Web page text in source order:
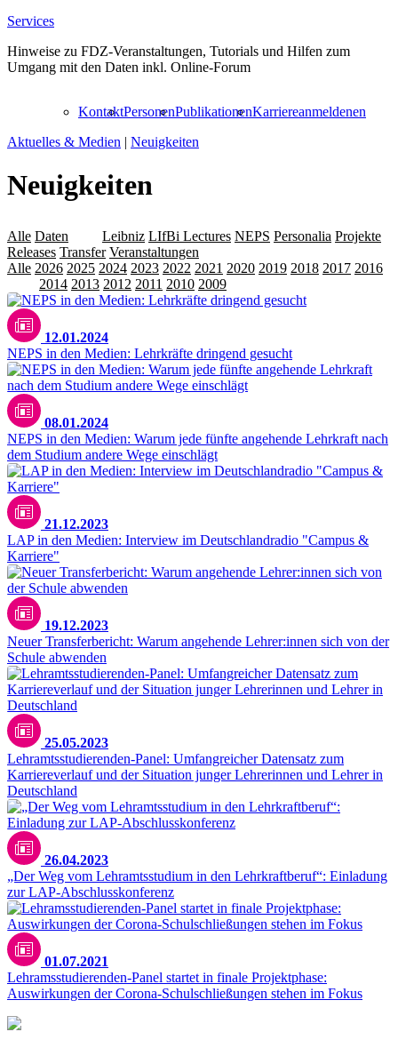
Services
Hinweise zu FDZ-Veranstaltungen, Tutorials und Hilfen zum
Umgang mit den Daten inkl. Online-Forum
KontaktPersonenPublikationenKarriereanmeldenen
Aktuelles & Medien | Neuigkeiten
Neuigkeiten
Alle Daten Leibniz LIfBi Lectures NEPS Personalia Projekte
Releases Transfer Veranstaltungen
Alle 2026 2025 2024 2023 2022 2021 2020 2019 2018 2017 2016
2014 2013 2012 2011 2010 2009
12.01.2024
NEPS in den Medien: Lehrkräfte dringend gesucht
08.01.2024
NEPS in den Medien: Warum jede fünfte angehende Lehrkraft nach
dem Studium andere Wege einschlägt
21.12.2023
LAP in den Medien: Interview im Deutschlandradio "Campus &
Karriere"
19.12.2023
Neuer Transferbericht: Warum angehende Lehrer:innen sich von der
Schule abwenden
25.05.2023
Lehramtsstudierenden-Panel: Umfangreicher Datensatz zum
Karriereverlauf und der Situation junger Lehrerinnen und Lehrer in
Deutschland
26.04.2023
„Der Weg vom Lehramtsstudium in den Lehrkraftberuf“: Einladung
zur LAP-Abschlusskonferenz
01.07.2021
Lehramsstudierenden-Panel startet in finale Projektphase:
Auswirkungen der Corona-Schulschließungen stehen im Fokus